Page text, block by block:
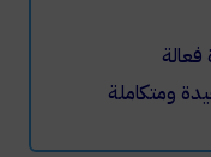
ومتكاملة